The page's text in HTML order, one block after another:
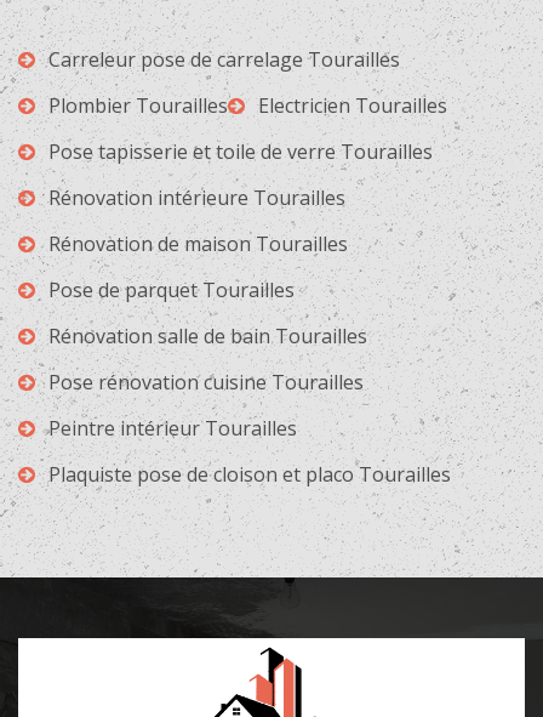
Carreleur pose de carrelage Tourailles
Plombier Tourailles
Electricien Tourailles
Pose tapisserie et toile de verre Tourailles
Rénovation intérieure Tourailles
Rénovation de maison Tourailles
Pose de parquet Tourailles
Rénovation salle de bain Tourailles
Pose rénovation cuisine Tourailles
Peintre intérieur Tourailles
Plaquiste pose de cloison et placo Tourailles